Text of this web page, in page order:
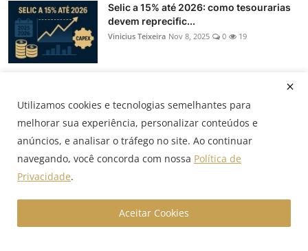
Selic a 15% até 2026: como tesourarias
devem reprecific...
Vinicius Teixeira Nov 8, 2025 0 19
Vinicius Teixeira Oct 22, 2025 0 153
Popular Tags
CET
Utilizamos cookies e tecnologias semelhantes para
melhorar sua experiência, personalizar conteúdos e
anúncios, e analisar o tráfego no site. Ao continuar
navegando, você concorda com nossa Política de
Privacidade.
Aceitar Cookies